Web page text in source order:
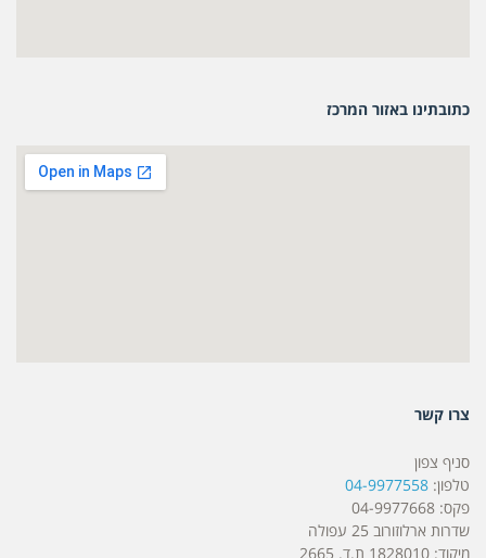
כתובתינו באזור המרכז
צרו קשר
סניף צפון
טלפון: 04-9977558
פקס: 04-9977668
שדרות ארלוזורוב 25 עפולה
מיקוד: 1828010 ת.ד. 2665